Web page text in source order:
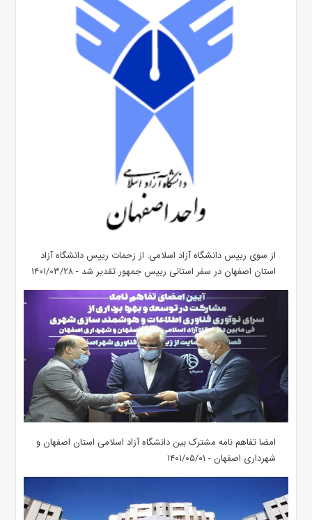
از سوی رییس دانشگاه آزاد اسلامی: از زحمات رییس دانشگاه آزاد
استان اصفهان در سفر استانی رییس جمهور تقدیر شد - ۱۴۰۱/۰۳/۲۸
امضا تفاهم نامه مشترک بین دانشگاه آزاد اسلامی استان اصفهان و
شهرداری اصفهان - ۱۴۰۱/۰۵/۰۱